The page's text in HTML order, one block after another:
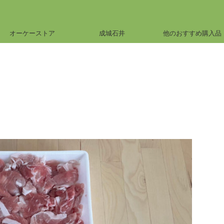
オーケーストア 成城石井 他のおすすめ購入品